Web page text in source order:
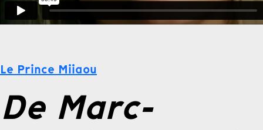
Le Prince Miiaou
De Marc-